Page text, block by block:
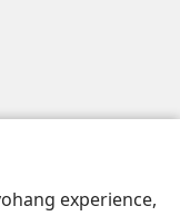
experience,